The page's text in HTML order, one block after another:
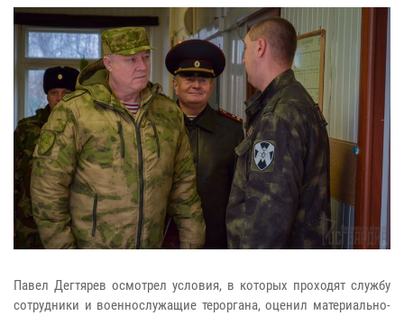
Павел Дегтярев осмотрел условия, в которых проходят службу
сотрудники и военнослужащие тероргана, оценил материально-